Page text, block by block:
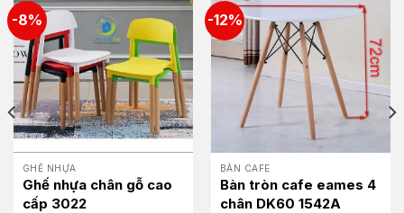
-8%
GHẾ NHỰA
Ghế nhựa chân gỗ cao
cấp 3022
-12%
BÀN CAFE
Bàn tròn cafe eames 4
chân DK60 1542A